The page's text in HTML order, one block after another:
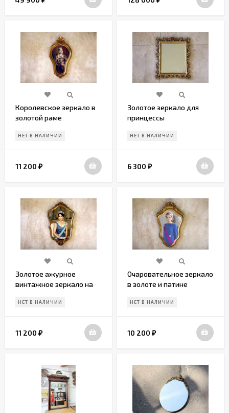
Королевское зеркало в
золотой раме
НЕТ В НАЛИЧИИ
11 200 ₽
Золотое зеркало для
принцессы
НЕТ В НАЛИЧИИ
6 300 ₽
Золотое ажурное
винтажное зеркало на
НЕТ В НАЛИЧИИ
11 200 ₽
Очаровательное зеркало
в золоте и патине
НЕТ В НАЛИЧИИ
10 200 ₽